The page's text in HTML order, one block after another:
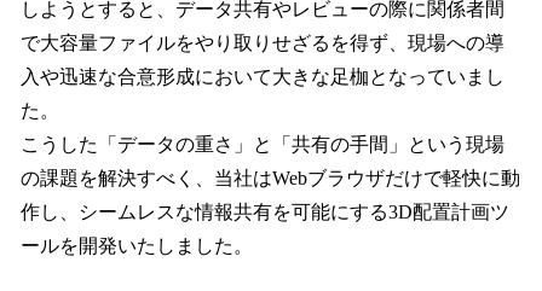
しようとすると、データ共有やレビューの際に関係者間
で大容量ファイルをやり取りせざるを得ず、現場への導
入や迅速な合意形成において大きな足枷となっていまし
た。
こうした「データの重さ」と「共有の手間」という現場
の課題を解決すべく、当社はWebブラウザだけで軽快に動
作し、シームレスな情報共有を可能にする3D配置計画ツ
ールを開発いたしました。